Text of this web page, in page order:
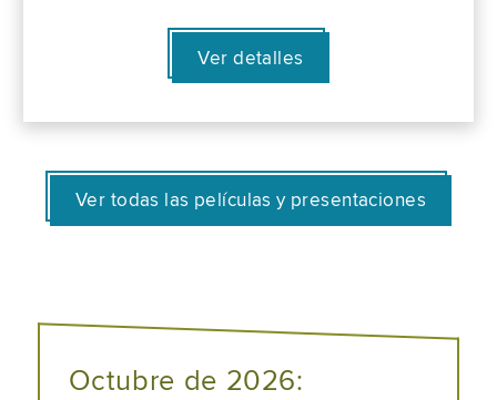
Ver detalles
Ver todas las películas y presentaciones
Octubre de 2026: